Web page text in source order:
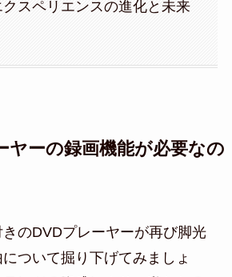
スペリエンスの進化と未来
ヤーの録画機能が必要なの
のDVDプレーヤーが再び脚光
ついて掘り下げてみましょ